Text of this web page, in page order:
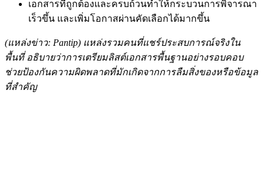
เอกสารที่ถูกต้องและครบถ้วนทำให้กระบวนการพิจารณา
เร็วขึ้น และเพิ่มโอกาสผ่านคัดเลือกได้มากขึ้น
(แหล่งข่าว: Pantip) แหล่งรวมคนที่แชร์ประสบการณ์จริงใน
พื้นที่ อธิบายว่าการเตรียมลิสต์เอกสารพื้นฐานอย่างรอบคอบ
ช่วยป้องกันความผิดพลาดที่มักเกิดจากการลืมสิ่งของหรือข้อมูล
ที่สำคัญ